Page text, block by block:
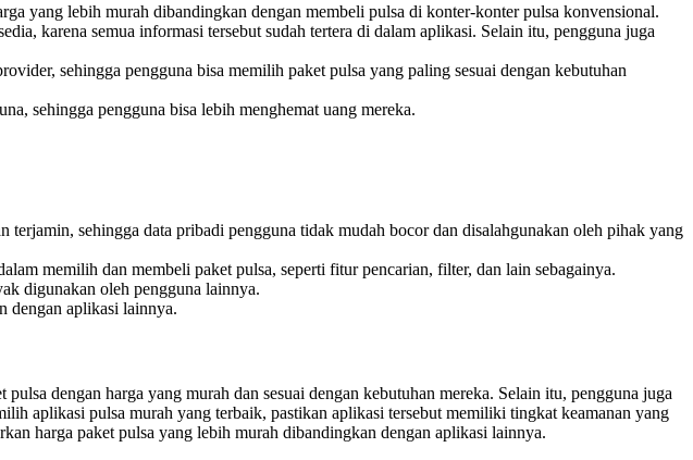
yang lebih murah dibandingkan dengan membeli pulsa di konter-konter pulsa konvensional.
karena semua informasi tersebut sudah tertera di dalam aplikasi. Selain itu, pengguna juga
sehingga pengguna bisa memilih paket pulsa yang paling sesuai dengan kebutuhan
sehingga pengguna bisa lebih menghemat uang mereka.
sehingga data pribadi pengguna tidak mudah bocor dan disalahgunakan oleh pihak yang
memilih dan membeli paket pulsa, seperti fitur pencarian, filter, dan lain sebagainya.
digunakan oleh pengguna lainnya.
dengan aplikasi lainnya.
dengan harga yang murah dan sesuai dengan kebutuhan mereka. Selain itu, pengguna juga
aplikasi pulsa murah yang terbaik, pastikan aplikasi tersebut memiliki tingkat keamanan yang
harga paket pulsa yang lebih murah dibandingkan dengan aplikasi lainnya.